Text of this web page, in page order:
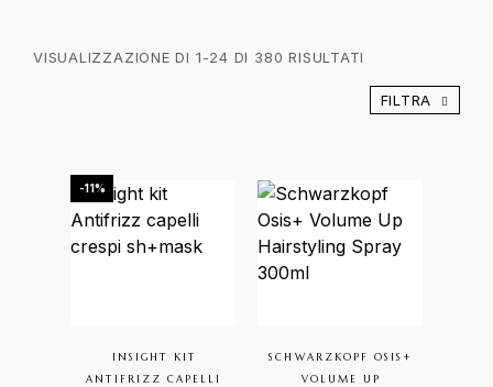
VISUALIZZAZIONE DI 1-24 DI 380 RISULTATI
FILTRA
-11%
INSIGHT KIT
ANTIFRIZZ CAPELLI
SCHWARZKOPF OSIS+
VOLUME UP